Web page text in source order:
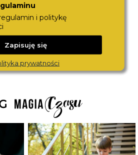
860833 41 75 71
i politykę
Zapisuję się
prywatności